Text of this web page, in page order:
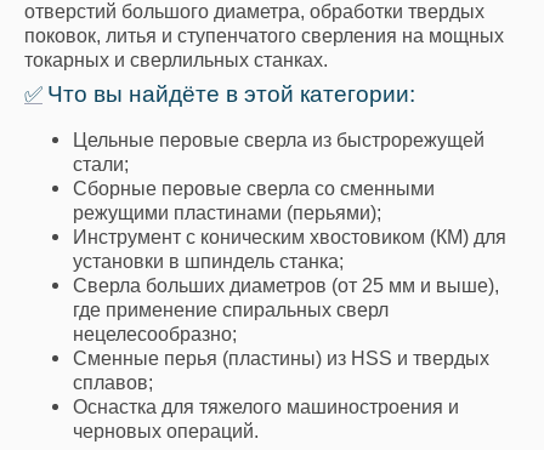
отверстий большого диаметра, обработки твердых
поковок, литья и ступенчатого сверления на мощных
токарных и сверлильных станках.
✅ Что вы найдёте в этой категории:
Цельные перовые сверла из быстрорежущей
стали;
Сборные перовые сверла со сменными
режущими пластинами (перьями);
Инструмент с коническим хвостовиком (КМ) для
установки в шпиндель станка;
Сверла больших диаметров (от 25 мм и выше),
где применение спиральных сверл
нецелесообразно;
Сменные перья (пластины) из HSS и твердых
сплавов;
Оснастка для тяжелого машиностроения и
черновых операций.